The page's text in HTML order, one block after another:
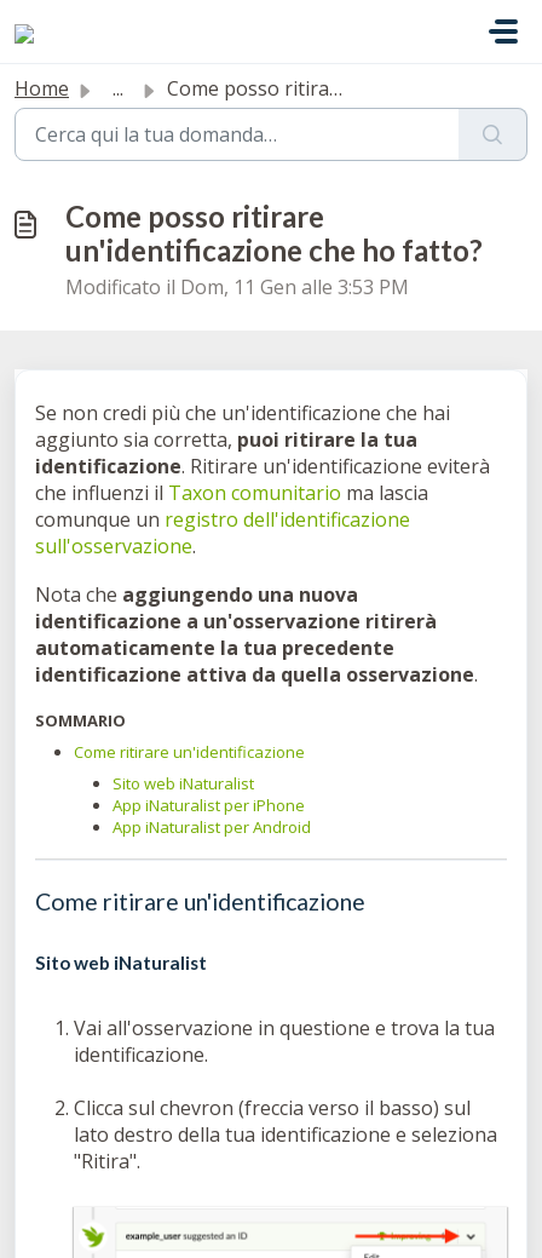
Home ... Come posso ritirare un'identificazione che ho fatto?
Come posso ritirare
un'identificazione che ho fatto?
Modificato il Dom, 11 Gen alle 3:53 PM
Se non credi più che un'identificazione che hai
aggiunto sia corretta, puoi ritirare la tua
identificazione. Ritirare un'identificazione eviterà
che influenzi il Taxon comunitario ma lascia
comunque un registro dell'identificazione
sull'osservazione.
Nota che aggiungendo una nuova
identificazione a un'osservazione ritirerà
automaticamente la tua precedente
identificazione attiva da quella osservazione.
SOMMARIO
Come ritirare un'identificazione
Sito web iNaturalist
App iNaturalist per iPhone
App iNaturalist per Android
Come ritirare un'identificazione
Sito web iNaturalist
Vai all'osservazione in questione e trova la tua
identificazione.
Clicca sul chevron (freccia verso il basso) sul
lato destro della tua identificazione e seleziona
"Ritira".